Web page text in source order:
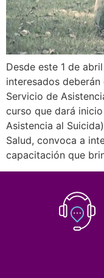
Desde este 1 de
interesados
Servicio de
curso que dará
Asistencia al
Salud, convoca a
capacitación que